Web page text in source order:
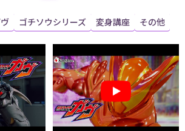
ゴチソウシリーズ 変身講座 その他